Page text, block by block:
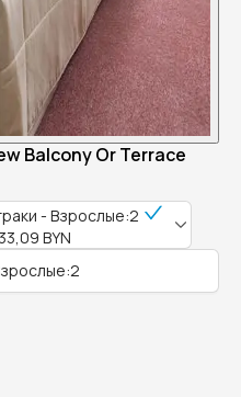
Balcony Or Terrace
- Взрослые:2
BYN